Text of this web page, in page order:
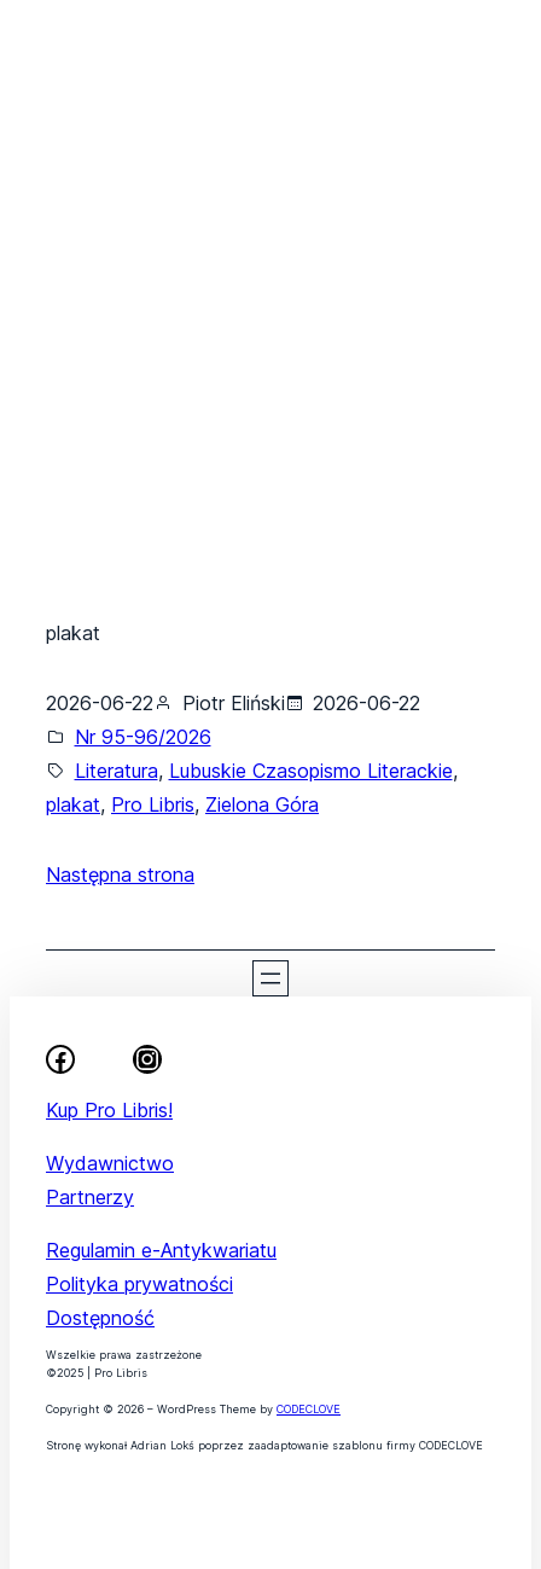
plakat
2026-06-22 Piotr Eliński
2026-06-22
Nr 95-96/2026
Literatura, Lubuskie Czasopismo Literackie,
plakat, Pro Libris, Zielona Góra
Następna strona
Kup Pro Libris!
Wydawnictwo
Partnerzy
Regulamin e-Antykwariatu
Polityka prywatności
Dostępność
Wszelkie prawa zastrzeżone
©2025 | Pro Libris
Copyright © 2026 – WordPress Theme by CODECLOVE
Stronę wykonał Adrian Lokś poprzez zaadaptowanie szablonu firmy CODECLOVE